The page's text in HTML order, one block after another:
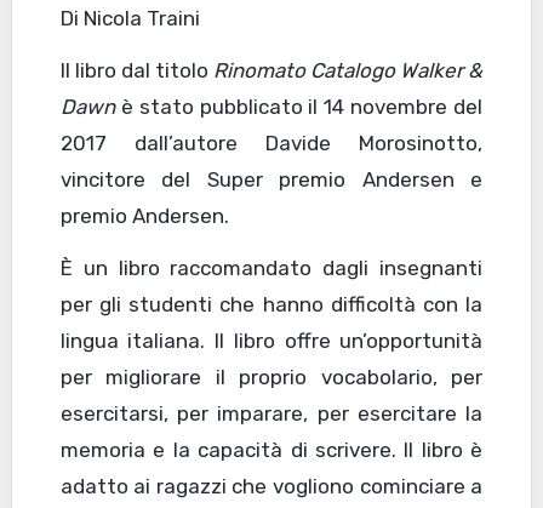
Di Nicola Traini
Il libro dal titolo Rinomato Catalogo Walker &
Dawnè stato pubblicato il 14 novembre del
2017 dall’autore Davide Morosinotto,
vincitore del Super premio Andersen e
premio Andersen.
È un libro raccomandato dagli insegnanti
per gli studenti che hanno difficoltà con la
lingua italiana. Il libro offre un’opportunità
per migliorare il proprio vocabolario, per
esercitarsi, per imparare, per esercitare la
memoria e la capacità di scrivere. Il libro è
adatto ai ragazzi che vogliono cominciare a